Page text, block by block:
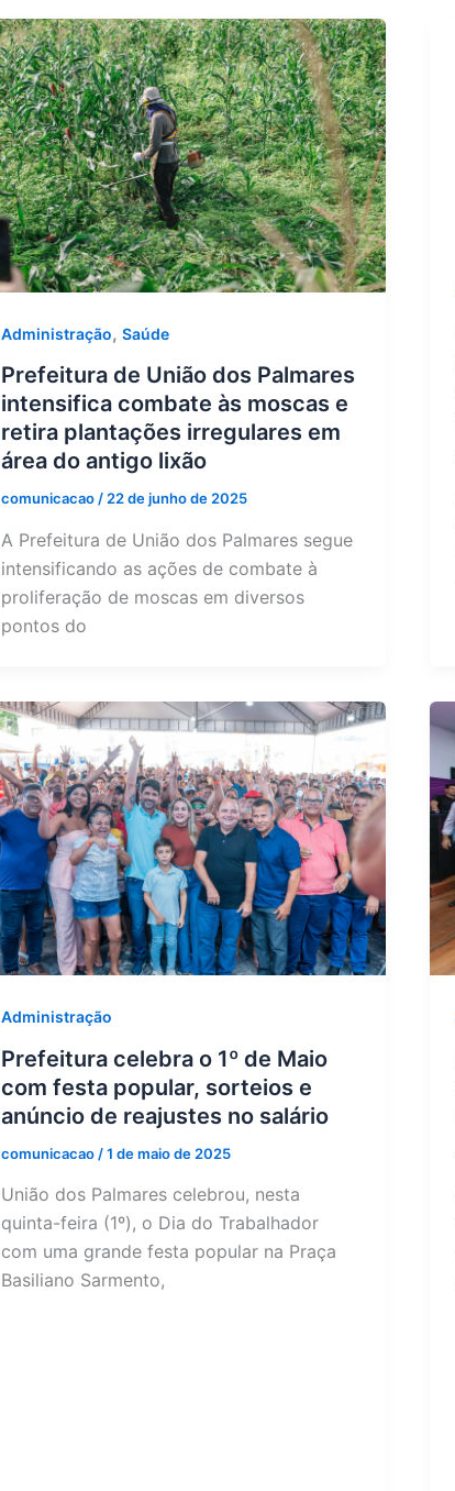
Administração,Saúde
Prefeitura de União dos Palmares
intensifica combate às moscas e
retira plantações irregulares em
área do antigo lixão
comunicacao/22 de junho de 2025
A Prefeitura de União dos Palmares segue
intensificando as ações de combate à
proliferação de moscas em diversos
pontos do
Administração
Prefeitura celebra o 1º de Maio
com festa popular, sorteios e
anúncio de reajustes no salário
comunicacao /1 de maio de 2025
União dos Palmares celebrou, nesta
quinta-feira (1º), o Dia do Trabalhador
com uma grande festa popular na Praça
Basiliano Sarmento,